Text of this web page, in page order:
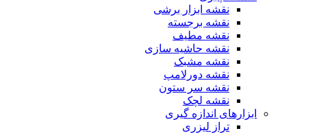
نقشه ابزار برشی
نقشه برجسته
نقشه مطیف
نقشه حاشیه سازی
نقشه مشبک
نقشه دورلامپ
نقشه سر ستون
نقشه لچک
ابزارهای اندازه گیری
تراز لیزری